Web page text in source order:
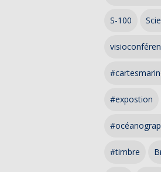
S-100
#expostion
#timbre